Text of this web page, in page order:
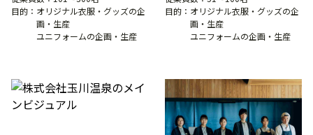
目的： オリジナル衣服・グッズの企
画・生産
ユニフォームの企画・生産
目的： オリジナル衣服・グッズの企
画・生産
ユニフォームの企画・生産